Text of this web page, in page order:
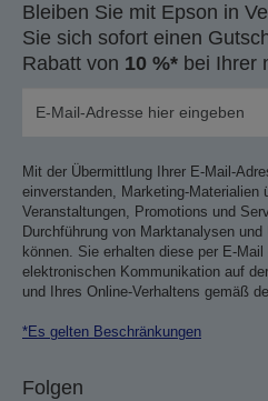
Bleiben Sie mit Epson in
Sie sich sofort einen
Rabatt von 10 %* bei Ihrer
Mit der Übermittlung Ihrer E-Mail-
einverstanden, Marketing-Materialien
Veranstaltungen, Promotions und
Durchführung von Marktanalysen
können. Sie erhalten diese per E-
elektronischen Kommunikation auf
und Ihres Online-Verhaltens gemäß
*Es gelten Beschränkungen
Folgen